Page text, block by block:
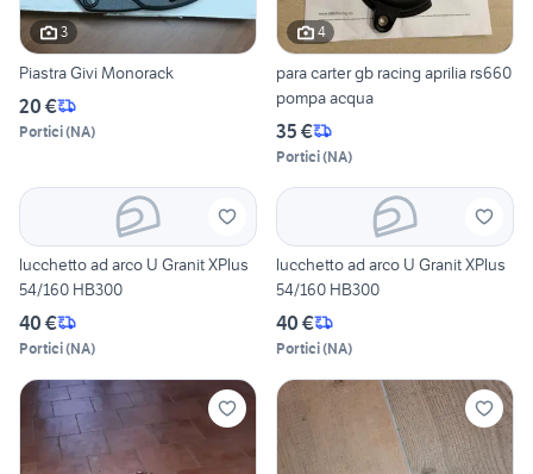
3
Piastra Givi Monorack
20 €
Portici(NA)
4
para carter gb racing aprilia rs660
pompa acqua
35 €
Portici(NA)
lucchetto ad arco U Granit XPlus
54/160 HB300
40 €
Portici(NA)
lucchetto ad arco U Granit XPlus
54/160 HB300
40 €
Portici(NA)